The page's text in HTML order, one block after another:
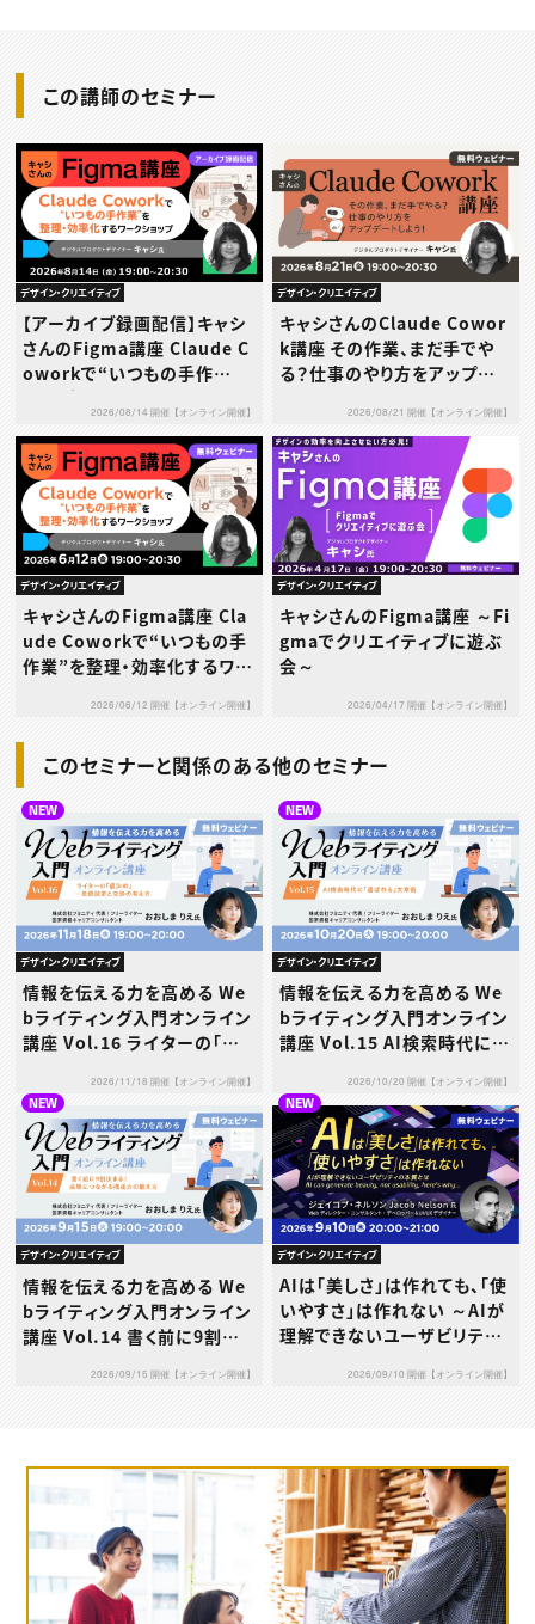
この講師のセミナー
デザイン・クリエイティブ
【アーカイブ録画配信】キャシ
さんのFigma講座 Claude C
oworkで“いつもの手作
業”を整理・効率化するワーク
2026/08/14 開催【オンライン開催】
デザイン・クリエイティブ
キャシさんのClaude Cowor
k講座 その作業、まだ手でや
る？仕事のやり方をアップデ
2026/08/21 開催【オンライン開催】
デザイン・クリエイティブ
キャシさんのFigma講座 Cla
ude Coworkで“いつもの手
作業”を整理・効率化するワー
2026/06/12 開催【オンライン開催】
デザイン・クリエイティブ
キャシさんのFigma講座 ～Fi
gmaでクリエイティブに遊ぶ
会～
2026/04/17 開催【オンライン開催】
このセミナーと関係のある他のセミナー
NEW
デザイン・クリエイティブ
情報を伝える力を高める We
bライティング入門オンライン
講座 Vol.16 ライターの「値
え方
2026/11/18 開催【オンライン開催】
NEW
デザイン・クリエイティブ
情報を伝える力を高める We
bライティング入門オンライン
講座 Vol.15 AI検索時代に
2026/10/20 開催【オンライン開催】
NEW
デザイン・クリエイティブ
情報を伝える力を高める We
bライティング入門オンライン
講座 Vol.14 書く前に9割決
の鍛え方2026/09/15 開催【オンライン開催】
NEW
デザイン・クリエイティブ
AIは「美しさ」は作れても、「使
いやすさ」は作れない ～AIが
理解できないユーザビリティ
2026/09/10 開催【オンライン開催】